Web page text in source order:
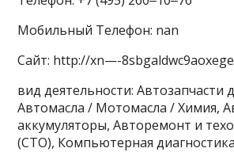
Мобильный Телефон: nan
Сайт: http://xn—-
вид деятельности: Автозапчасти
Автомасла / Мотомасла / Химия,
аккумуляторы, Авторемонт и
(СТО), Компьютерная